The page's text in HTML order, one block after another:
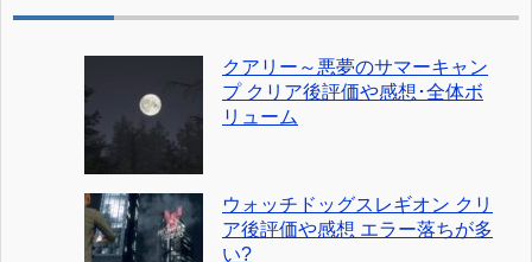
クアリー～悪夢のサマーキャン
プ クリア後評価や感想･全体ボ
リューム
ウォッチドッグスレギオン クリ
ア後評価や感想 エラー落ちが多
い?